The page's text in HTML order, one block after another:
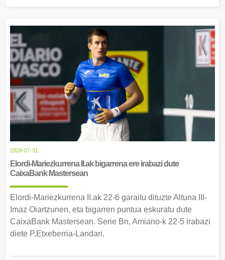
2026-07-31
Elordi-Mariezkurrena II.ak bigarrena ere irabazi dute
CaixaBank Mastersean
Elordi-Mariezkurrena II.ak 22-6 garaitu dituzte Altuna III-
Imaz Oiartzunen, eta bigarren puntua eskuratu dute
CaixaBank Mastersean. Serie Bn, Amiano-k 22-5 irabazi
diete P.Etxeberria-Landari.